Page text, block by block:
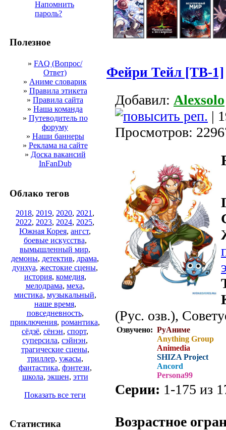
Напомнить
пароль?
Полезное
» FAQ (Вопрос/
Ответ)
» Аниме словарик
» Правила этикета
» Правила сайта
» Наша команда
» Путеводитель по
форуму
» Наши баннеры
» Реклама на сайте
» Доска вакансий
InFanDub
Облако тегов
2018, 2019, 2020, 2021 ,
2022, 2023, 2024, 2025,
Южная Корея, ангст,
боевые искусства,
вымышленный мир,
демоны, детектив, драма,
дунхуа, жестокие сцены,
история, комедия,
мелодрама, меха,
мистика, музыкальный,
наше время,
повседневность,
приключения, романтика,
сёдзё, сёнэн, спорт,
суперсила, сэйнэн,
трагические сцены,
триллер, ужасы,
фантастика, фэнтези,
школа, экшен, этти
Показать все теги
Статистика
Фейри Тейл [ТВ-1]
Добавил: Alexsolo
|
Просмотров:
(Рус. озв.),
Озвучено: РуАниме
Anything Group
Animedia
SHIZA Project
Ancord
Persona99
Серии: 1-175 из
Возрастное